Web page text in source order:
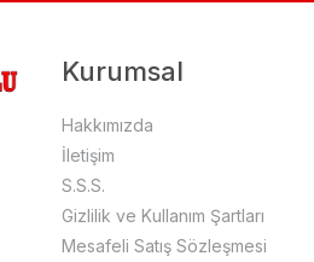
Kurumsal
Hakkımızda
İletişim
S.S.S.
Gizlilik ve Kullanım Şartları
Mesafeli Satış Sözleşmesi